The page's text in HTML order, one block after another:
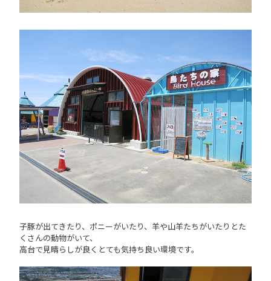
子豚が出てきたり、ポニーがいたり、羊や山羊たちがいたりとた
くさんの動物がいて、
高台で見晴らしが良くとても気持ち良い環境です。